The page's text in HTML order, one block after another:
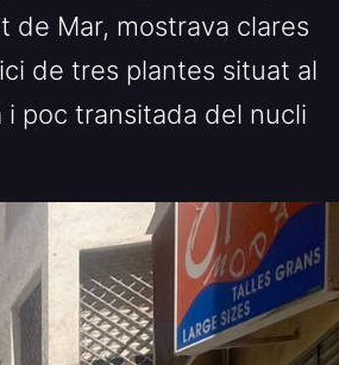
de Mar, mostrava clares
de tres plantes situat al
poc transitada del nucli